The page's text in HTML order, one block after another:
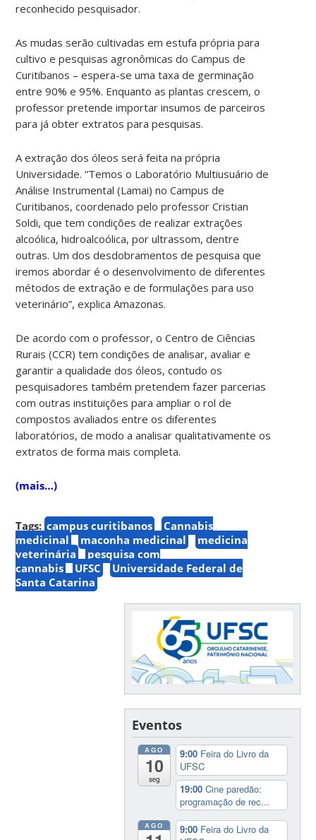
reconhecido pesquisador.
As mudas serão cultivadas em estufa própria para
cultivo e pesquisas agronômicas do Campus de
Curitibanos – espera-se uma taxa de germinação
entre 90% e 95%. Enquanto as plantas crescem, o
professor pretende importar insumos de parceiros
para já obter extratos para pesquisas.
A extração dos óleos será feita na própria
Universidade. “Temos o Laboratório Multiusuário de
Análise Instrumental (Lamai) no Campus de
Curitibanos, coordenado pelo professor Cristian
Soldi, que tem condições de realizar extrações
alcoólica, hidroalcoólica, por ultrassom, dentre
outras. Um dos desdobramentos de pesquisa que
iremos abordar é o desenvolvimento de diferentes
métodos de extração e de formulações para uso
veterinário”, explica Amazonas.
De acordo com o professor, o Centro de Ciências
Rurais (CCR) tem condições de analisar, avaliar e
garantir a qualidade dos óleos, contudo os
pesquisadores também pretendem fazer parcerias
com outras instituições para ampliar o rol de
compostos avaliados entre os diferentes
laboratórios, de modo a analisar qualitativamente os
extratos de forma mais completa.
(mais…)
Tags: campus curitibanos
Cannabis
medicinal
maconha medicinal
medicina
veterinária
pesquisa com
cannabis
UFSC
Universidade Federal de
Santa Catarina
Eventos
AGO
10
seg
9:00 Feira do Livro da
UFSC
19:00Cine paredão:
programação de rec...
AGO 9:00 Feira do Livro da